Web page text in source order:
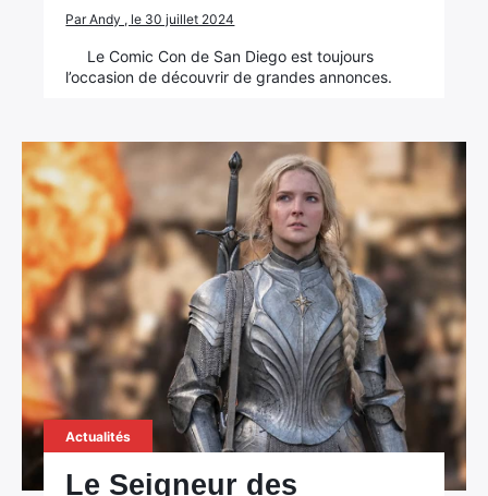
Par Andy , le 30 juillet 2024
Le Comic Con de San Diego est toujours
l’occasion de découvrir de grandes annonces.
Actualités
Le Seigneur des